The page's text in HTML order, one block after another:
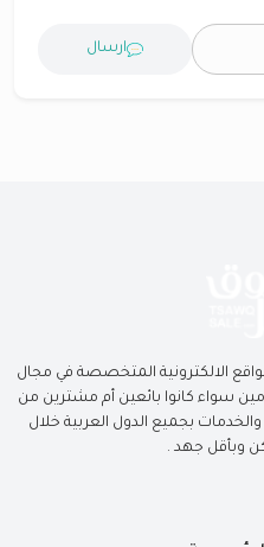
ارسال
الالكترونية المتخصصة في مجال
سواء كانوا بائعين أم مشترين من
بجميع الدول العربية خلال
وبأقل جهد .